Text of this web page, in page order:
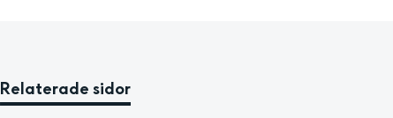
Relaterade sidor